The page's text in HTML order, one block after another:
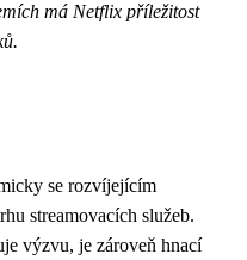
má Netflix příležitost
se rozvíjejícím
streamovacích služeb.
výzvu, je zároveň hnací